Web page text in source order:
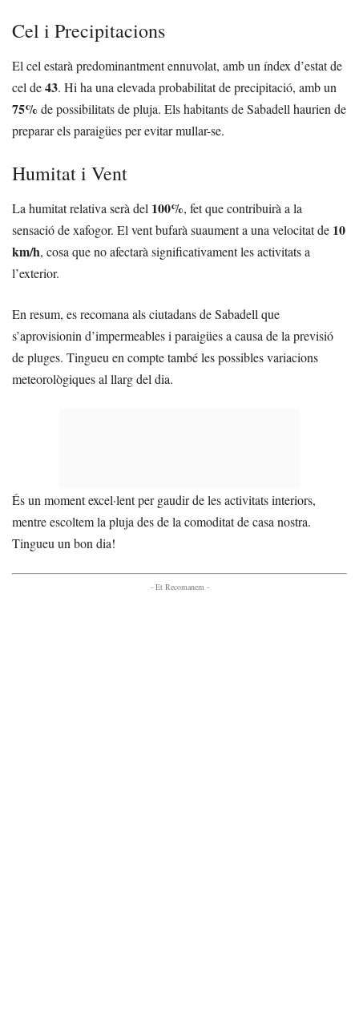
Cel i Precipitacions
El cel estarà predominantment ennuvolat, amb un índex d’estat de
cel de43. Hi ha una elevada probabilitat de precipitació, amb un
75% de possibilitats de pluja. Els habitants de Sabadell haurien de
preparar els paraigües per evitar mullar-se.
Humitat i Vent
La humitat relativa serà del 100%, fet que contribuirà a la
sensació de xafogor. El vent bufarà suaument a una velocitat de 10
km/h, cosa que no afectarà significativament les activitats a
l’exterior.
En resum, es recomana als ciutadans de Sabadell que
s’aprovisionin d’impermeables i paraigües a causa de la previsió
de pluges. Tingueu en compte també les possibles variacions
meteorològiques al llarg del dia.
És un moment excel·lent per gaudir de les activitats interiors,
mentre escoltem la pluja des de la comoditat de casa nostra.
Tingueu un bon dia!
- Et Recomanem -